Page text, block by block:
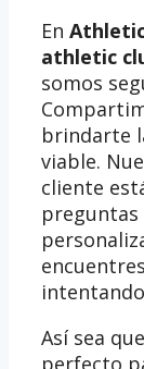
En
athletic
somos
brindarte
viable.
cliente
Así sea